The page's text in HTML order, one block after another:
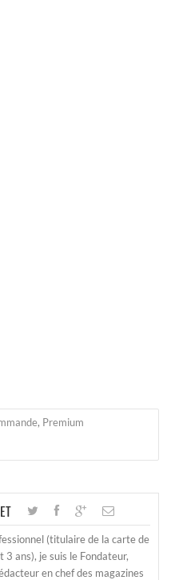
, Premium
(titulaire de la carte de
3 ans), je suis le Fondateur,
en chef des magazines